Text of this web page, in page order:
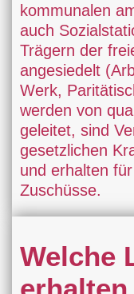
kommunalen
auch
Trägern der
angesiedelt
Werk,
werden von
geleitet, sind
gesetzlichen
und erhalten
Zuschüsse.
Welche